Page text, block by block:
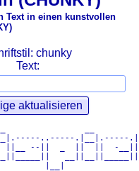
Text in einen kunstvollen
chunky
Text:
..-----
||__ --||  _  ||  ||  -